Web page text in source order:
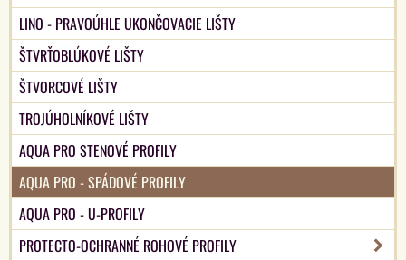
LINO - PRAVOÚHLE UKONČOVACIE LIŠTY
ŠTVRŤOBLÚKOVÉ LIŠTY
ŠTVORCOVÉ LIŠTY
TROJÚHOLNÍKOVÉ LIŠTY
AQUA PRO STENOVÉ PROFILY
AQUA PRO - SPÁDOVÉ PROFILY
AQUA PRO - U-PROFILY
PROTECTO-OCHRANNÉ ROHOVÉ PROFILY